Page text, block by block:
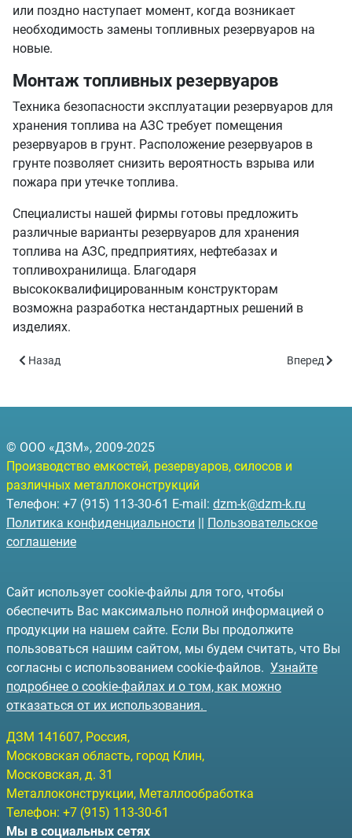
или поздно наступает момент, когда возникает
необходимость замены топливных резервуаров на
новые.
Монтаж топливных резервуаров
Техника безопасности эксплуатации резервуаров для
хранения топлива на АЗС требует помещения
резервуаров в грунт. Расположение резервуаров в
грунте позволяет снизить вероятность взрыва или
пожара при утечке топлива.
Специалисты нашей фирмы готовы предложить
различные варианты резервуаров для хранения
топлива на АЗС, предприятиях, нефтебазах и
топливохранилища. Благодаря
высококвалифицированным конструкторам
возможна разработка нестандартных решений в
изделиях.
Предыдущий: Силосы для зерна
Назад Следующий:
Вперед
© ООО «ДЗМ», 2009-2025
Производство емкостей, резервуаров, силосов и
различных металлоконструкций
Телефон: +7 (915) 113-30-61 E-mail: dzm-k@dzm-k.ru
Политика конфиденциальности || Пользовательское
соглашение
Сайт использует cookie-файлы для того, чтобы
обеспечить Вас максимально полной информацией о
продукции на нашем сайте. Если Вы продолжите
пользоваться нашим сайтом, мы будем считать, что Вы
согласны с использованием cookie-файлов. Узнайте
подробнее о cookie-файлах и о том, как можно
отказаться от их использования.
ДЗМ 141607, Россия,
Московская область, город Клин,
Московская, д. 31
Металлоконструкции, Металлообработка
Телефон: +7 (915) 113-30-61
Мы в социальных сетях